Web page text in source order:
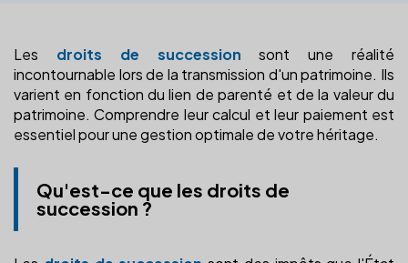
Les droits de succession sont une réalité
incontournable lors de la transmission d'un patrimoine. Ils
varient en fonction du lien de parenté et de la valeur du
patrimoine. Comprendre leur calcul et leur paiement est
essentiel pour une gestion optimale de votre héritage.
Qu'est-ce que les droits de
succession ?